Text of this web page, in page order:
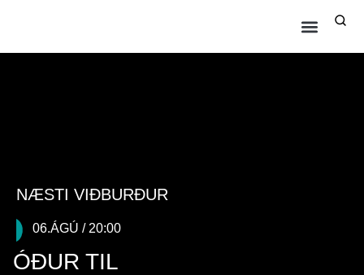
NÆSTI VIÐBURÐUR
06.ÁGÚ / 20:00
ÓÐUR TIL